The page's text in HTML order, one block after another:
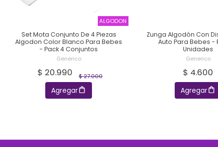
ALGODON
Set Mota Conjunto De 4 Piezas
Algodon Color Blanco Para Bebes
- Pack 4 Conjuntos
Generico
$ 27.000
$ 20.990
Agregar
Zunga Algodón Con
Auto Para Bebes -
Unidades
Generico
$ 4.600
Agregar